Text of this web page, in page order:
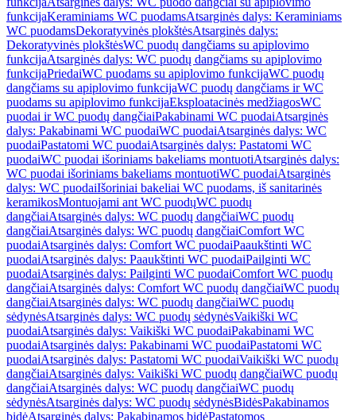
funkcijaKeraminiams WC puodamsAtsarginės dalys: Keraminiams
WC puodamsDekoratyvinės plokštėsAtsarginės dalys:
Dekoratyvinės plokštėsWC puodų dangčiams su apiplovimo
funkcijaAtsarginės dalys: WC puodų dangčiams su apiplovimo
funkcijaPriedaiWC puodams su apiplovimo funkcijaWC puodų
dangčiams su apiplovimo funkcijaWC puodų dangčiams ir WC
puodams su apiplovimo funkcijaEksploatacinės medžiagosWC
puodai ir WC puodų dangčiaiPakabinami WC puodaiAtsarginės
dalys: Pakabinami WC puodaiWC puodaiAtsarginės dalys: WC
puodaiPastatomi WC puodaiAtsarginės dalys: Pastatomi WC
puodaiWC puodai išoriniams bakeliams montuotiAtsarginės dalys:
WC puodai išoriniams bakeliams montuotiWC puodaiAtsarginės
dalys: WC puodaiIšoriniai bakeliai WC puodams, iš sanitarinės
keramikosMontuojami ant WC puodųWC puodų
dangčiaiAtsarginės dalys: WC puodų dangčiaiWC puodų
dangčiaiAtsarginės dalys: WC puodų dangčiaiComfort WC
puodaiAtsarginės dalys: Comfort WC puodaiPaaukštinti WC
puodaiAtsarginės dalys: Paaukštinti WC puodaiPailginti WC
puodaiAtsarginės dalys: Pailginti WC puodaiComfort WC puodų
dangčiaiAtsarginės dalys: Comfort WC puodų dangčiaiWC puodų
dangčiaiAtsarginės dalys: WC puodų dangčiaiWC puodų
sėdynėsAtsarginės dalys: WC puodų sėdynėsVaikiški WC
puodaiAtsarginės dalys: Vaikiški WC puodaiPakabinami WC
puodaiAtsarginės dalys: Pakabinami WC puodaiPastatomi WC
puodaiAtsarginės dalys: Pastatomi WC puodaiVaikiški WC puodų
dangčiaiAtsarginės dalys: Vaikiški WC puodų dangčiaiWC puodų
dangčiaiAtsarginės dalys: WC puodų dangčiaiWC puodų
sėdynėsAtsarginės dalys: WC puodų sėdynėsBidėsPakabinamos
bidėAtsarginės dalys: Pakabinamos bidėPastatomos